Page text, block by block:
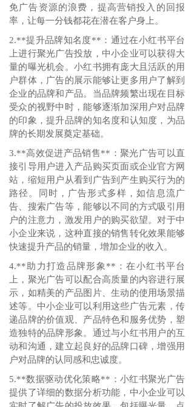
免广告资源的浪费，提高营销投入的回报
率，让每一分钱都花在潜在客户身上。
2.**提升品牌知名度**：通过在小红书平台
上进行聚光广告投放，中小企业可以获得大
量的曝光机会。小红书拥有庞大且活跃的用
户群体，广告的展示能够让更多用户了解到
企业的品牌和产品。当品牌频繁出现在目标
受众的视野中时，能够逐渐加深用户对品牌
的印象，提升品牌的知名度和认知度，为品
牌的长期发展奠定基础。
3.**高效促进产品销售**：聚光广告可以直
接引导用户进入产品购买页面或企业官方网
站，缩短用户从看到广告到产生购买行为的
路径。同时，广告形式多样，如信息流广
告、搜索广告等，能够以不同的方式吸引用
户的注意力，激发用户的购买欲望。对于中
小企业来说，这种直接的销售转化效果能够
快速提升产品的销量，增加企业的收入。
4.**助力打造品牌形象**：在小红书平台
上，聚光广告可以配合高质量的内容进行展
示，如精美的产品图片、生动的使用场景描
述等。中小企业可以利用这些广告元素，传
递品牌的价值观、产品特色和服务优势，塑
造独特的品牌形象。通过与小红书用户的互
动和沟通，建立起良好的品牌口碑，增强用
户对品牌的认同感和忠诚度。
5.**数据驱动优化策略**：小红书聚光广告
提供了详细的数据分析功能，中小企业可以